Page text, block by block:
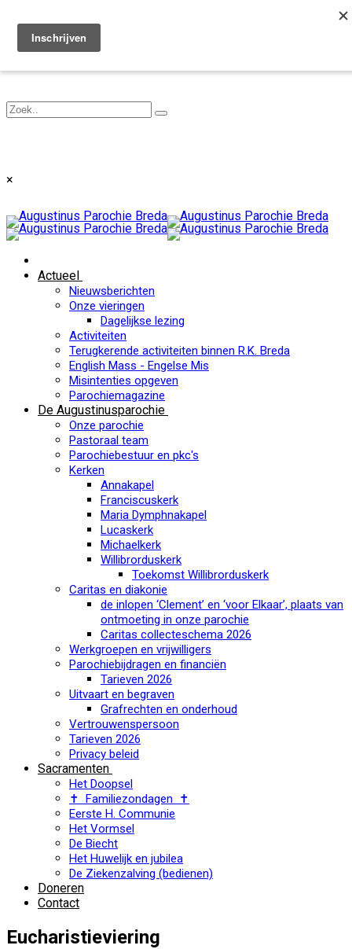
Toggle navigation
×
Actueel
Nieuwsberichten
Onze vieringen
Dagelijkse lezing
Activiteiten
Terugkerende activiteiten binnen R.K. Breda
English Mass - Engelse Mis
Misintenties opgeven
Parochiemagazine
De Augustinusparochie
Onze parochie
Pastoraal team
Parochiebestuur en pkc's
Kerken
Annakapel
Franciscuskerk
Maria Dymphnakapel
Lucaskerk
Michaelkerk
Willibrorduskerk
Toekomst Willibrorduskerk
Caritas en diakonie
de inlopen ‘Clement’ en ‘voor Elkaar’, plaats van
ontmoeting in onze parochie
Caritas collecteschema 2026
Werkgroepen en vrijwilligers
Parochiebijdragen en financiën
Tarieven 2026
Uitvaart en begraven
Grafrechten en onderhoud
Vertrouwenspersoon
Tarieven 2026
Privacy beleid
Sacramenten
Het Doopsel
✝ Familiezondagen ✝
Eerste H. Communie
Het Vormsel
De Biecht
Het Huwelijk en jubilea
De Ziekenzalving (bedienen)
Doneren
Contact
Eucharistieviering